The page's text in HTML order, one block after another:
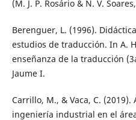
(M. J. P. Rosário & N. V.
Berenguer, L. (1996).
estudios de traducción. In A.
enseñanza de la traducción
Jaume I.
Carrillo, M., & Vaca, C.
ingeniería industrial en el